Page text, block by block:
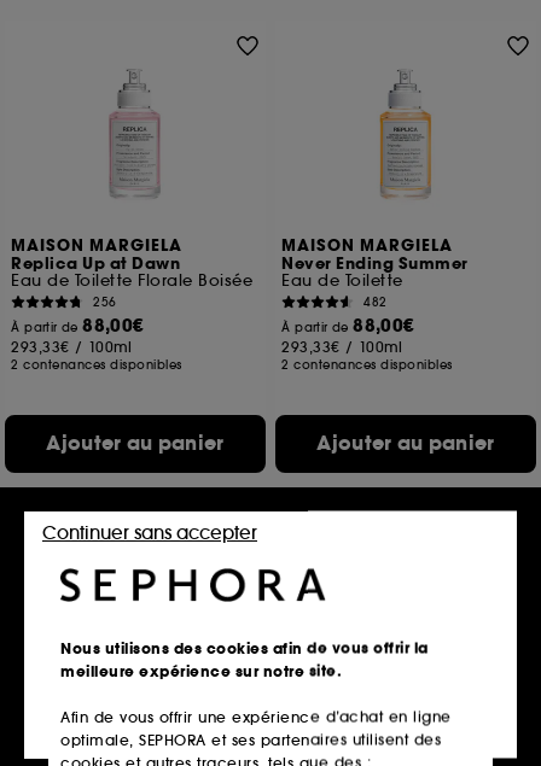
MAISON MARGIELA
Replica Up at Dawn
Eau de Toilette Florale Boisée
256
À partir de88,00€
293,33€ / 100ml
2 contenances disponibles
Ajouter au panier
MAISON MARGIELA
Never Ending Summer
Eau de Toilette
482
À partir de88,00€
293,33€ / 100ml
2 contenances disponibles
Ajouter au panier
HERMÈS
24 Faubourg
Eau de Toilette
CHLOÉ
Atelier des Fleurs Herba
Mimosa
Nous utilisons des cookies afin de vous offrir la
meilleure expérience sur notre site.
Afin de vous offrir une expérience d’achat en ligne
optimale, SEPHORA et ses partenaires utilisent des
cookies et autres traceurs, tels que des :
Continuer sans accepter